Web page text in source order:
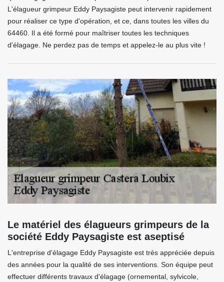
L'élagueur grimpeur Eddy Paysagiste peut intervenir rapidement
pour réaliser ce type d'opération, et ce, dans toutes les villes du
64460. Il a été formé pour maîtriser toutes les techniques
d'élagage. Ne perdez pas de temps et appelez-le au plus vite !
Le matériel des élagueurs grimpeurs de la
société Eddy Paysagiste est aseptisé
L'entreprise d'élagage Eddy Paysagiste est très appréciée depuis
des années pour la qualité de ses interventions. Son équipe peut
effectuer différents travaux d'élagage (ornemental, sylvicole,